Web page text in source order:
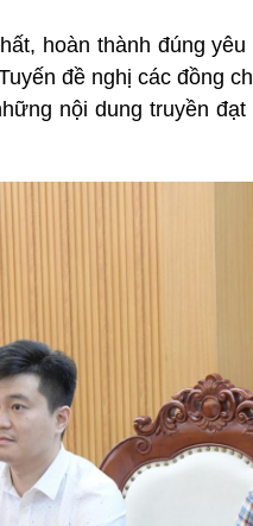
hoàn thành đúng
đề nghị các đồng
nội dung truyền